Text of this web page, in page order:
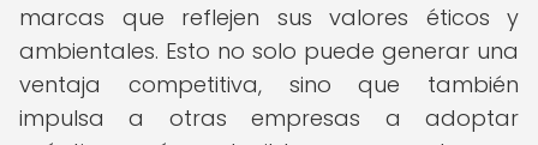
marcas que reflejen sus valores éticos y
ambientales. Esto no solo puede generar una
ventaja competitiva, sino que también
impulsa a otras empresas a adoptar